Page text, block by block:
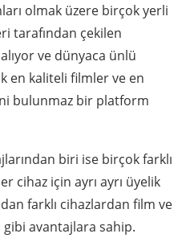
olmak üzere birçok yerli
tarafından çekilen
alıyor ve dünyaca ünlü
en kaliteli filmler ve en
bulunmaz bir platform
biri ise birçok farklı
cihaz için ayrı ayrı üyelik
farklı cihazlardan film ve
avantajlara sahip.